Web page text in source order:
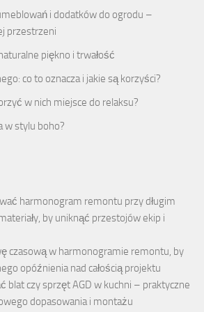
i dodatków do ogrodu –
przestrzeni
piękno i trwałość
co to oznacza i jakie są korzyści?
w nich miejsce do relaksu?
w stylu boho?
harmonogram remontu przy długim
by uniknąć przestojów ekip i
czasową w harmonogramie remontu, by
opóźnienia nad całością projektu
blat czy sprzęt AGD w kuchni – praktyczne
dopasowania i montażu